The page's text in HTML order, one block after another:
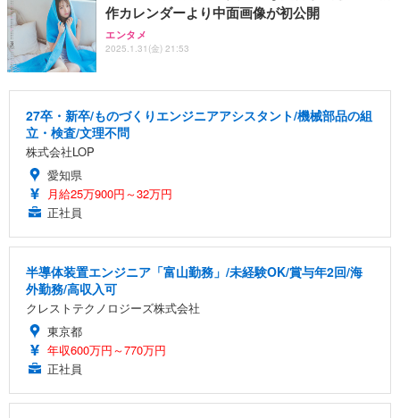
作カレンダーより中面画像が初公開
エンタメ
2025.1.31(金) 21:53
27卒・新卒/ものづくりエンジニアアシスタント/機械部品の組
立・検査/文理不問
株式会社LOP
愛知県
月給25万900円～32万円
正社員
半導体装置エンジニア「富山勤務」/未経験OK/賞与年2回/海
外勤務/高収入可
クレストテクノロジーズ株式会社
東京都
年収600万円～770万円
正社員